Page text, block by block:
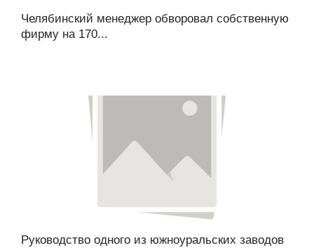
Челябинский менеджер обворовал собственную
фирму на 170...
Руководство одного из южноуральских заводов